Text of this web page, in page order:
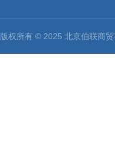
版权所有 © 2025 北京伯联商